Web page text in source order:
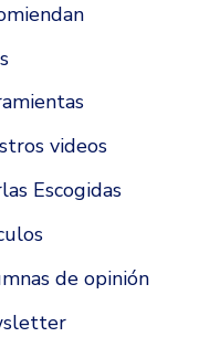
videos
Escogidas
de opinión